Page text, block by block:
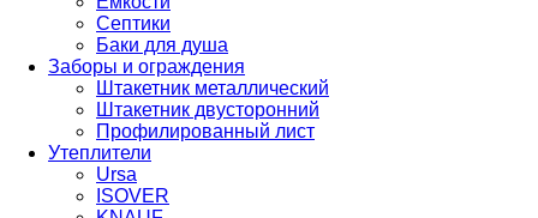
Септики
Баки для душа
Заборы и ограждения
Штакетник металлический
Штакетник двусторонний
Профилированный лист
Утеплители
Ursa
ISOVER